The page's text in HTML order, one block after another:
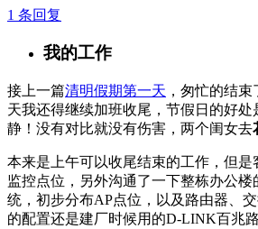
1 条回复
我的工作
接上一篇清明假期第一天 ，匆忙的结
天我还得继续加班收尾，节假日的好
静！没有对比就没有伤害，两个闺女去
本来是上午可以收尾结束的工作，但是
监控点位，另外沟通了一下整栋办公楼
统，初步分布AP点位，以及路由器、
的配置还是建厂时候用的D-LINK百兆